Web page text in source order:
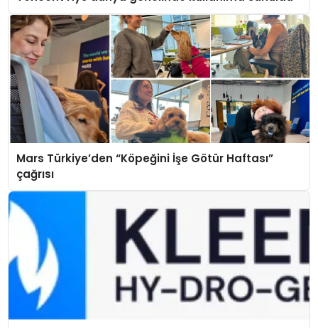
Mars Türkiye’den “Köpeğini İşe Götür Haftası”
çağrısı